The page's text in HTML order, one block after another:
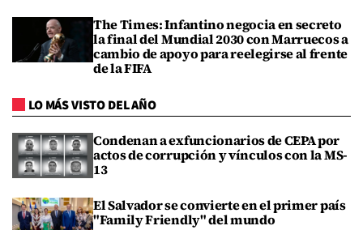
The Times: Infantino negocia en secreto
la final del Mundial 2030 con Marruecos a
cambio de apoyo para reelegirse al frente
de la FIFA
LO MÁS VISTO DEL AÑO
Condenan a exfuncionarios de CEPA por
actos de corrupción y vínculos con la MS-
13
El Salvador se convierte en el primer país
"Family Friendly" del mundo